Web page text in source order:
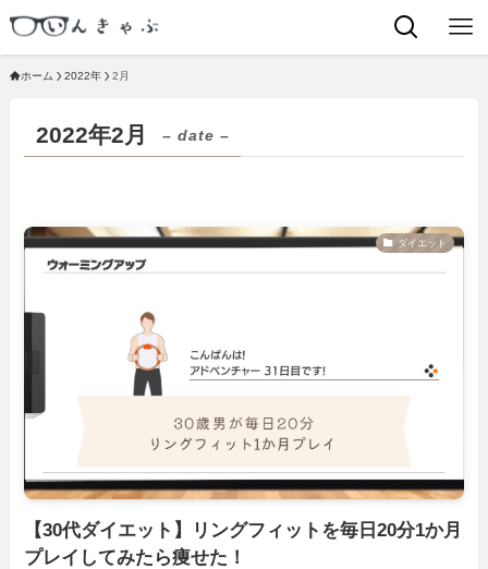
ホーム 2022年 2月
2022年2月 – date –
ダイエット
【30代ダイエット】リングフィットを毎日20分1か月
プレイしてみたら痩せた！